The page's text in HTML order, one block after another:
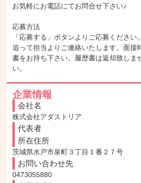
お気軽にお電話にてお問合せ下さい♪
応募方法
「応募する」ボタンよりご応募ください。
追って担当よりご連絡いたします。面接
書をお持ち下さい。履歴書は返却致しま
い。
企業情報
会社名
株式会社アダストリア
代表者
所在住所
茨城県水戸市泉町３丁目１番２７号
お問い合わせ先
0473055880